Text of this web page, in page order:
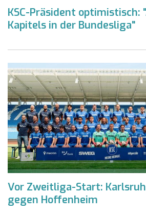
KSC-Präsident optimistisch:
Kapitels in der Bundesliga"
Vor Zweitliga-Start:
gegen Hoffenheim